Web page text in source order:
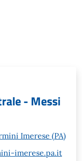
- Messi
Imerese (PA)
imerese.pa.it